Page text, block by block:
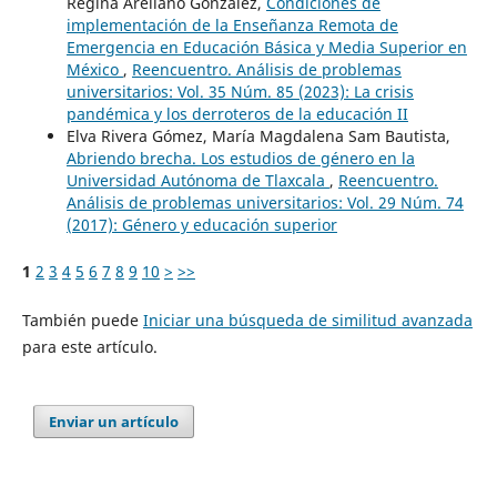
implementación de la Enseñanza Remota de
Emergencia en Educación Básica y Media Superior en
México , Reencuentro. Análisis de problemas
universitarios: Vol. 35 Núm. 85 (2023): La crisis
pandémica y los derroteros de la educación II
Elva Rivera Gómez, María Magdalena Sam Bautista,
Abriendo brecha. Los estudios de género en la
Universidad Autónoma de Tlaxcala , Reencuentro.
Análisis de problemas universitarios: Vol. 29 Núm. 74
(2017): Género y educación superior
1 2 3 4 5 6 7 8 9 10 > >>
También puede Iniciar una búsqueda de similitud avanzada
para este artículo.
Enviar un artículo